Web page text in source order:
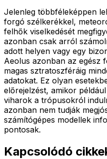
Jelenleg többféleképpen
forgó szélkerékkel,
felhők viselkedését
azonban csak arról
adott helyen vagy egy
Aeolus azonban az egész
magas sztratoszféráig
adatokat. Ez olyan
előrejelzést, amikor
viharok a trópusokról
azonban nem tudják
számítógépes modellek
pontosak.
Kapcsolódó